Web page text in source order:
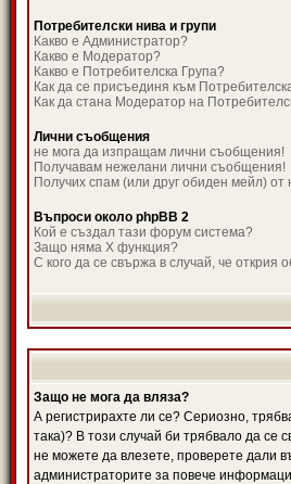
Потребителски нива и групи
Какво е Администратор?
Какво е Модератор?
Какво е Потребителска Група?
Как да се присъединя към
Как да стана Модератор на
Лични съобщения
не мога да изпращам лични съобщения!
Получавам нежелани лични съобщения!
Получих спам (или друг обиден мейл) от
Въпроси около phpBB 2
Кой е създал тази форум система?
Защо няма X функция?
С кого да се свържа в случай, че
Защо не мога да вляза?
А регистрирахте ли се? Сериозно,
така)? В този случай би трябвало да се
не можете да влезете, проверете дали
администраторите за повече